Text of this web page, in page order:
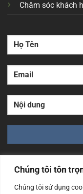
Chúng tôi tôn
Chúng tôi sử dụng
Chăm sóc khách